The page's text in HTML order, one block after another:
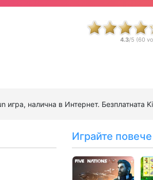
4.3/5 (60
игра, налична в Интернет.
Играйте